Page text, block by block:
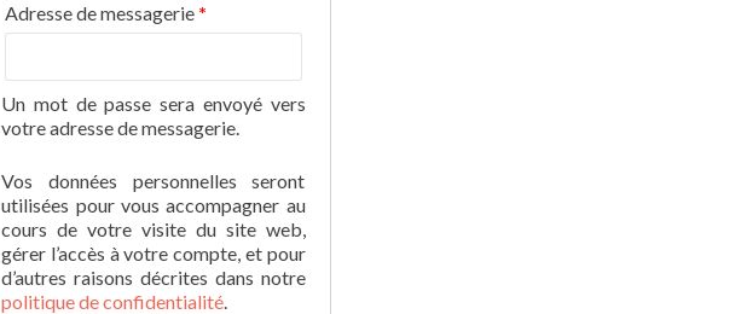
Adresse de messagerie *
Un mot de passe sera envoyé vers
votre adresse de messagerie.
Vos données personnelles seront
utilisées pour vous accompagner au
cours de votre visite du site web,
gérer l’accès à votre compte, et pour
d’autres raisons décrites dans notre
politique de confidentialité.